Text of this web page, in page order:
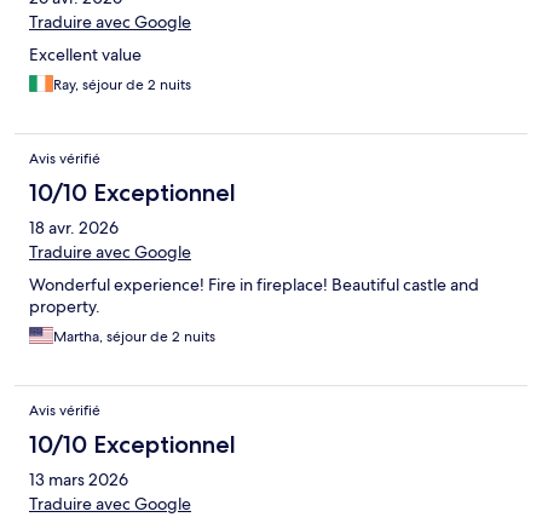
Traduire avec Google
Excellent value
Ray, séjour de 2 nuits
Avis vérifié
10/10 Exceptionnel
18 avr. 2026
Traduire avec Google
Wonderful experience! Fire in fireplace! Beautiful castle and
property.
Martha, séjour de 2 nuits
Avis vérifié
10/10 Exceptionnel
13 mars 2026
Traduire avec Google